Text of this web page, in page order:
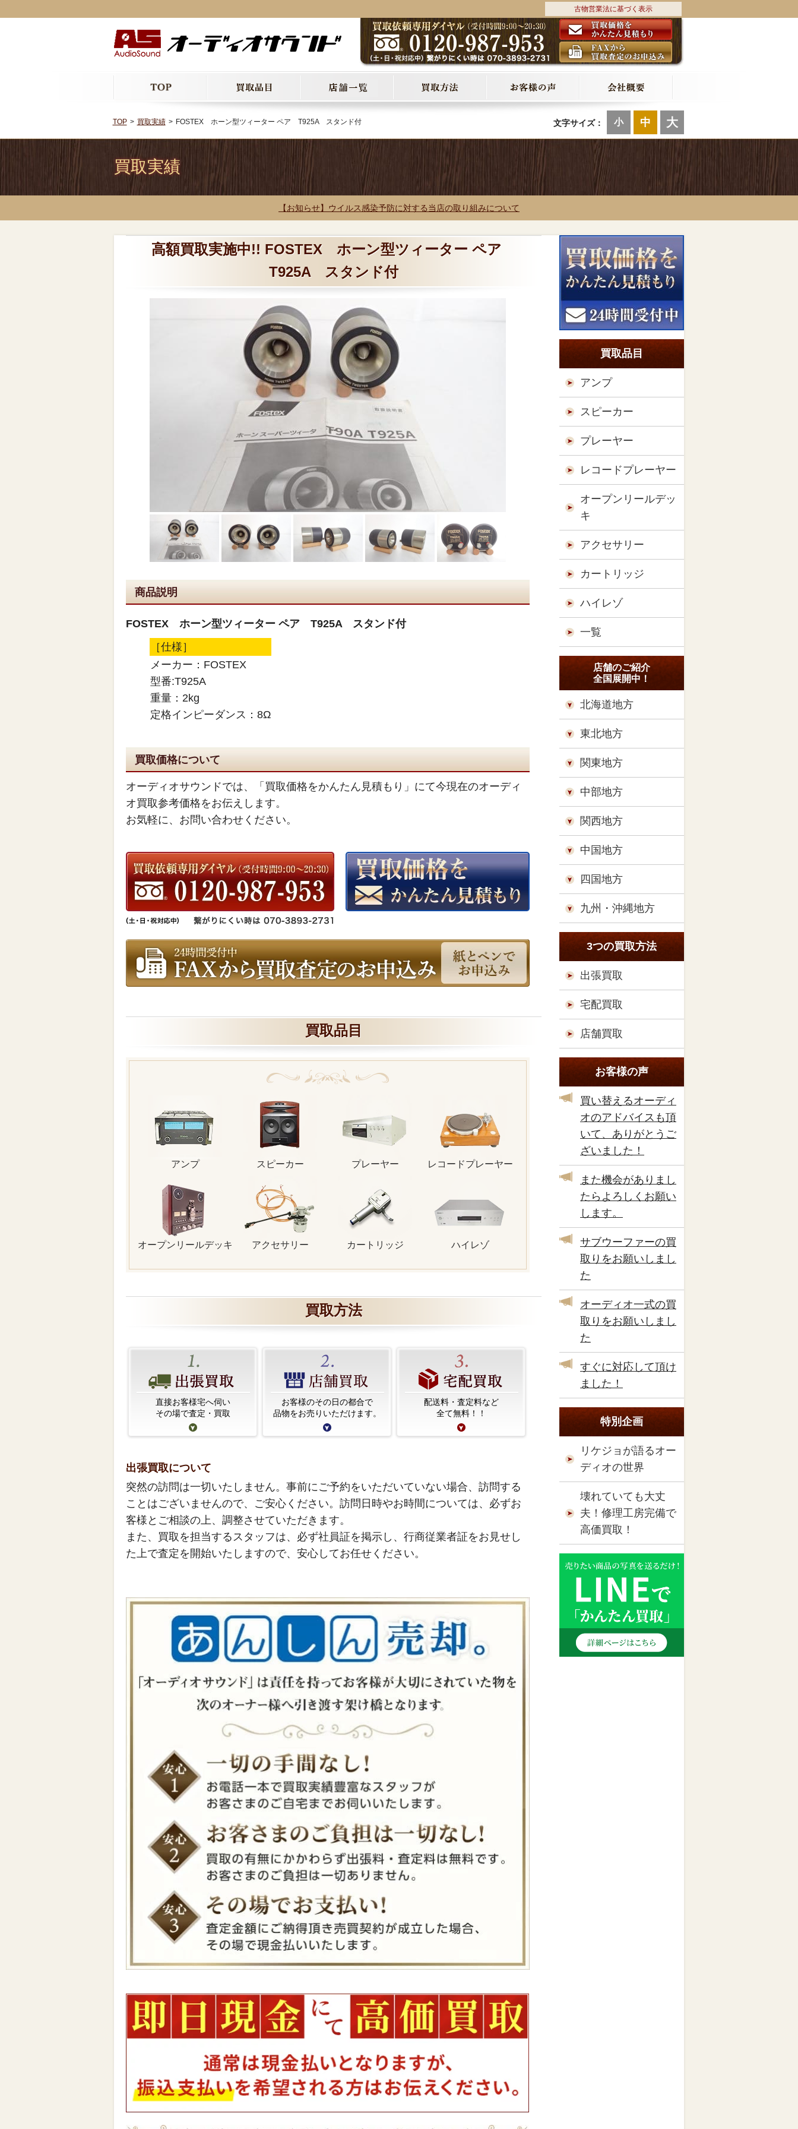
古物営業法に基づく表示
文字サイズ： 小 中 大
TOP 買取実績 FOSTEX ホーン型ツィーター ペア T925A スタンド付
買取実績
【お知らせ】ウイルス感染予防に対する当店の取り組みについて
高額買取実施中!! FOSTEX ホーン型ツィーター ペア
T925A スタンド付
商品説明
FOSTEX ホーン型ツィーター ペア T925A スタンド付
［仕様］
メーカー：FOSTEX
型番:T925A
重量：2kg
定格インピーダンス：8Ω
買取価格について
オーディオサウンドでは、「買取価格をかんたん見積もり」にて今現在のオーディ
オ買取参考価格をお伝えします。
お気軽に、お問い合わせください。
買取品目
アンプ スピーカー プレーヤー レコードプレーヤー
オープンリールデッキ アクセサリー カートリッジ ハイレゾ
買取方法
直接お客様宅へ伺い
その場で査定・買取
お客様のその日の都合で
品物をお売りいただけます。
配送料・査定料など
全て無料！！
出張買取について
突然の訪問は一切いたしません。事前にご予約をいただいていない場合、訪問する
ことはございませんので、ご安心ください。訪問日時やお時間については、必ずお
客様とご相談の上、調整させていただきます。
また、買取を担当するスタッフは、必ず社員証を掲示し、行商従業者証をお見せし
た上で査定を開始いたしますので、安心してお任せください。
買取品目
アンプ
スピーカー
プレーヤー
レコードプレーヤー
オープンリールデッ
キ
アクセサリー
カートリッジ
ハイレゾ
一覧
店舗のご紹介
全国展開中！
北海道地方
東北地方
関東地方
中部地方
関西地方
中国地方
四国地方
九州・沖縄地方
3つの買取方法
出張買取
宅配買取
店舗買取
お客様の声
買い替えるオーディ
オのアドバイスも頂
いて、ありがとうご
ざいました！
また機会がありまし
たらよろしくお願い
します。
サブウーファーの買
取りをお願いしまし
た
オーディオ一式の買
取りをお願いしまし
た
すぐに対応して頂け
ました！
特別企画
リケジョが語るオー
ディオの世界
壊れていても大丈
夫！修理工房完備で
高価買取！